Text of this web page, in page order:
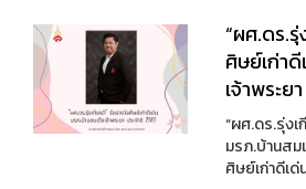
“ผศ.ดร.รุ่
ศิษย์เก่า
เจ้าพระย
“ผศ.ดร.รุ่ง
มรภ.บ้านสม
ศิษย์เก่าดีเด่